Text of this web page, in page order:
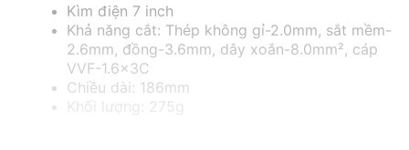
Kìm điện 7 inch
Khả năng cắt: Thép không gỉ-2.0mm, sắt mềm-
2.6mm, đồng-3.6mm, dây xoắn-8.0mm², cáp
VVF-1.6x3C
Chiều dài: 186mm
Khối lượng: 275g